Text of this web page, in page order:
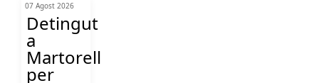
07 Agost 2026
Detingut
a
Martorell
per